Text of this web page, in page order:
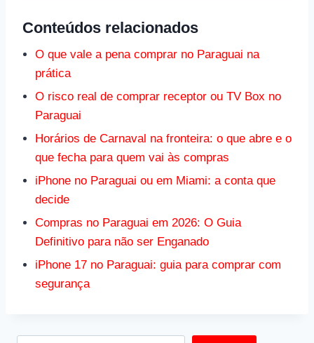
Conteúdos relacionados
O que vale a pena comprar no Paraguai na
prática
O risco real de comprar receptor ou TV Box no
Paraguai
Horários de Carnaval na fronteira: o que abre e o
que fecha para quem vai às compras
iPhone no Paraguai ou em Miami: a conta que
decide
Compras no Paraguai em 2026: O Guia
Definitivo para não ser Enganado
iPhone 17 no Paraguai: guia para comprar com
segurança